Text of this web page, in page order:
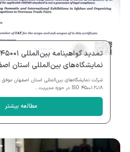
نمایشگاه‌های بین‌المللی استان
شرکت نمایشگاه‌های بین‌المللی استان اصفهان موفق
ISO ۴۵۰۰۱:۲۰۱۸ در حوزه مدیریت...
مطالعه بیشتر